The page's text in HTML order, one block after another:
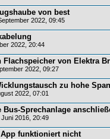
von best
2022, 09:45
2022, 20:44
von Elektra
2022, 09:27
zu hohe
2022, 07:01
Sprechanlage
2016, 20:49
funktioniert nicht